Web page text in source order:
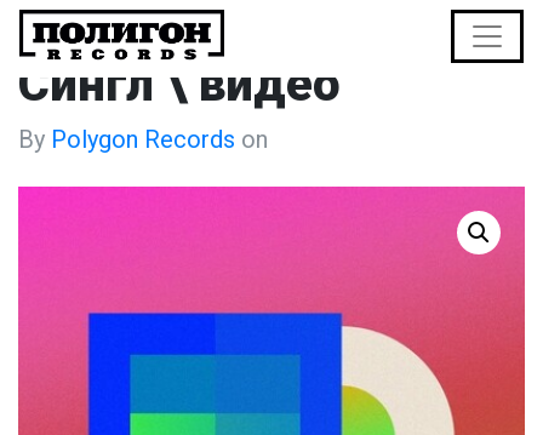
Cингл \ видео
By Polygon Records on